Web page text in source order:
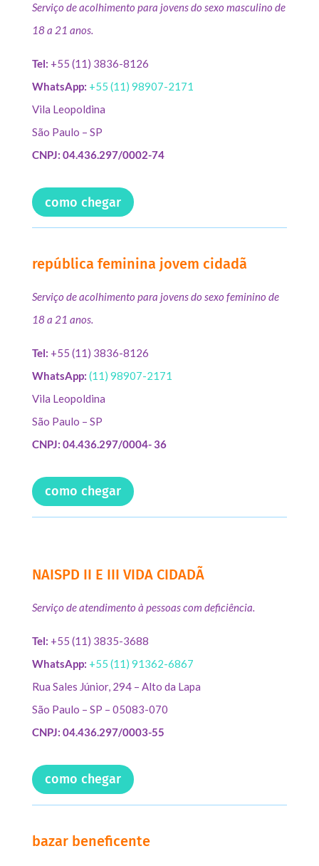
Serviço de acolhimento para jovens do sexo masculino de
18 a 21 anos.
Tel: +55 (11) 3836-8126
WhatsApp: +55 (11) 98907-2171
Vila Leopoldina
São Paulo – SP
CNPJ: 04.436.297/0002-74
como chegar
república feminina jovem cidadã
Serviço de acolhimento para jovens do sexo feminino de
18 a 21 anos.
Tel: +55 (11) 3836-8126
WhatsApp: (11) 98907-2171
Vila Leopoldina
São Paulo – SP
CNPJ: 04.436.297/0004- 36
como chegar
NAISPD II E III VIDA CIDADÃ
Serviço de atendimento à pessoas com deficiência.
Tel: +55 (11) 3835-3688
WhatsApp: +55 (11) 91362-6867
Rua Sales Júnior, 294 – Alto da Lapa
São Paulo – SP – 05083-070
CNPJ: 04.436.297/0003-55
como chegar
bazar beneficente